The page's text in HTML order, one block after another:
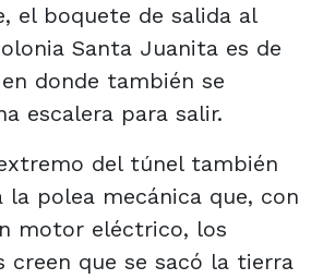
el boquete de salida al
Santa Juanita es de
donde también se
escalera para salir.
del túnel también
la polea mecánica que, con
motor eléctrico, los
creen que se sacó la tierra